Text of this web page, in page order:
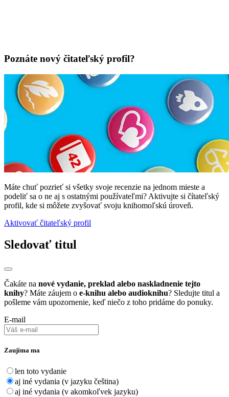
Poznáte nový čitateľský profil?
Máte chuť pozrieť si všetky svoje recenzie na jednom mieste a
podeliť sa o ne aj s ostatnými používateľmi? Aktivujte si čítateľský
profil, kde si môžete zvyšovať svoju knihomoľskú úroveň.
Aktivovať čitateľský profil
Sledovať titul
Čakáte na nové vydanie, preklad alebo naskladnenie tejto
knihy? Máte záujem o e-knihu alebo audioknihu? Sledujte titul a
pošleme vám upozornenie, keď niečo z toho pridáme do ponuky.
E-mail
Zaujíma ma
len toto vydanie
aj iné vydania (v jazyku čeština)
aj iné vydania (v akomkoľvek jazyku)